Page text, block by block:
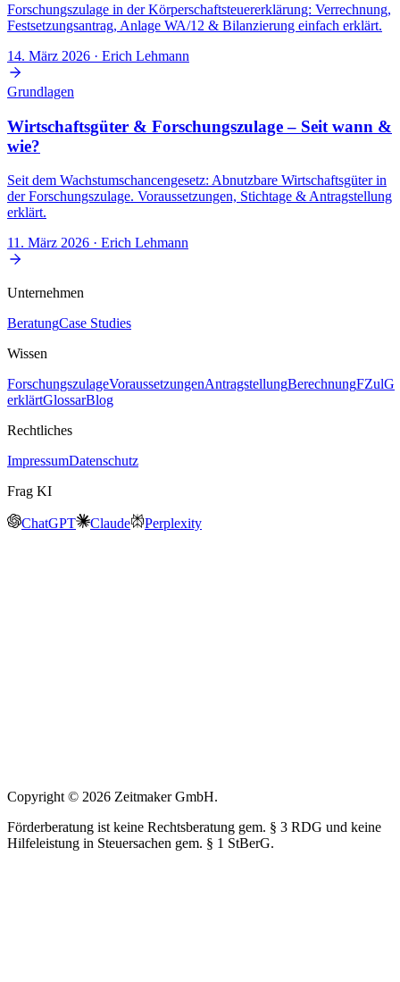
Forschungszulage in der Körperschaftsteuererklärung: Verrechnung,
Festsetzungsantrag, Anlage WA/12 & Bilanzierung einfach erklärt.
14. März 2026 · Erich Lehmann
Grundlagen
Wirtschaftsgüter & Forschungszulage – Seit wann &
wie?
Seit dem Wachstumschancengesetz: Abnutzbare Wirtschaftsgüter in
der Forschungszulage. Voraussetzungen, Stichtage & Antragstellung
erklärt.
11. März 2026 · Erich Lehmann
Unternehmen
BeratungCase Studies
Wissen
ForschungszulageVoraussetzungenAntragstellungBerechnungFZulG
erklärtGlossarBlog
Rechtliches
ImpressumDatenschutz
Frag KI
ChatGPT Claude Perplexity
Copyright © 2026 Zeitmaker GmbH.
Förderberatung ist keine Rechtsberatung gem. § 3 RDG und keine
Hilfeleistung in Steuersachen gem. § 1 StBerG.